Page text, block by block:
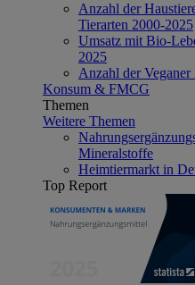
Anzahl der
Tierarten 2000-2025
Umsatz mit Bio-
2025
Anzahl der
Konsum & FMCG
Themen
Weitere Themen
Mineralstoffe
Heimtiermarkt in
Top Report